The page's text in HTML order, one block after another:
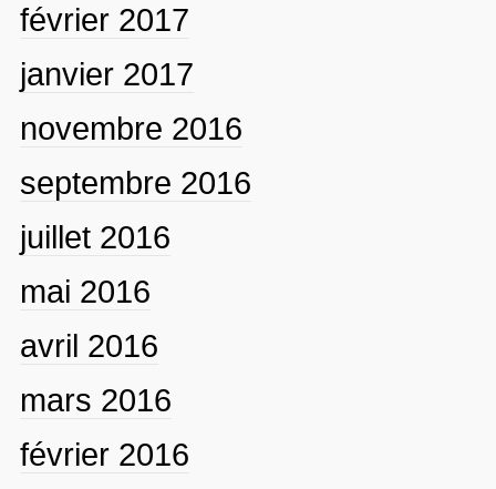
février 2017
janvier 2017
novembre 2016
septembre 2016
juillet 2016
mai 2016
avril 2016
mars 2016
février 2016